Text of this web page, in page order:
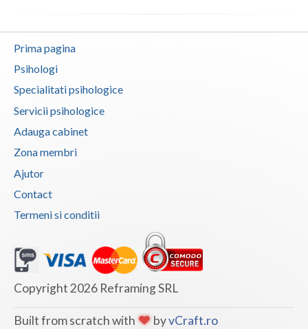
Prima pagina
Psihologi
Specialitati psihologice
Servicii psihologice
Adauga cabinet
Zona membri
Ajutor
Contact
Termeni si conditii
Copyright 2026 Reframing SRL
Built from scratch with byvCraft.ro